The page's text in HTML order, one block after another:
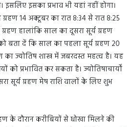
इसलिए इसका प्रभाव भी यहां नहीं होगा।
14 अक्टूबर का रात 8:34 से रात 8:25
हालांकि साल का दूसरा सूर्य ग्रहण
बता दें कि साल का पहला सूर्य ग्रहण 20
का ज्योतिष शास्त्र में जबरदस्त महत्व है। यह
को प्रभावित कर सकता है। ज्योतिषाचार्यों
सूर्य ग्रहण मेष राशि वालों के लिए शुभ
के दौरान करीबियों से धोखा मिलने की